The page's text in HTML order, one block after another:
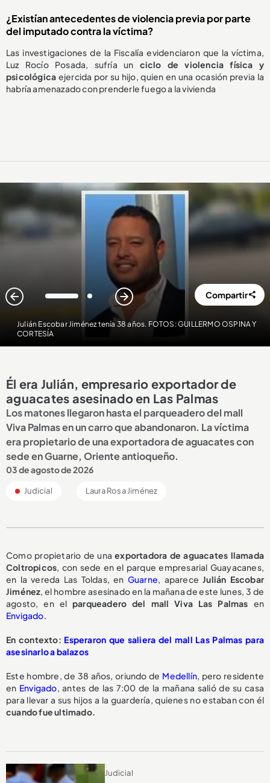
¿Existían antecedentes de violencia previa por parte
del imputado contra la víctima?
Las investigaciones de la Fiscalía evidenciaron que la víctima,
Luz Rocío Posada, sufría un ciclo de violencia física y
psicológica ejercida por su hijo, quien en una ocasión previa la
habría amenazado con prenderle fuego a la vivienda
Julián Escobar Jiménez tenía 38 años. FOTOS: GUILLERMO OSPINA Y
CORTESÍA
1 2 Compartir
Él era Julián, empresario exportador de
aguacates asesinado en Las Palmas
Los matones llegaron hasta el parqueadero del mall
Viva Palmas en un carro que abandonaron. La víctima
era propietario de una exportadora de aguacates con
sede en Guarne, Oriente antioqueño.
03 de agosto de 2026
Judicial Laura Rosa Jiménez
Como propietario de unaexportadora de aguacates llamada
Coltropicos, con sede en el parque empresarial Guayacanes,
en la vereda Las Toldas, en Guarne, apareceJulián Escobar
Jiménez, el hombre asesinado en la mañana de este lunes, 3 de
agosto, en el parqueadero del mall Viva Las Palmas en
Envigado.
En contexto: Esperaron que saliera del mall Las Palmas para
asesinarlo a balazos
Este hombre, de 38 años, oriundo de Medellín, pero residente
en Envigado, antes de las 7:00 de la mañana salió de su casa
para llevar a sus hijos a la guardería, quienes no estaban con él
cuando fue ultimado.
Judicial